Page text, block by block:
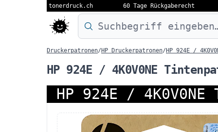
tonerdruck.ch 60 Tage Rückgaberecht
Druckermodell oder Produktnamen
Druckerpatronen/ HP Druckerpatronen/ HP 924E /
HP 924E / 4K0V0NE
HP 924E /